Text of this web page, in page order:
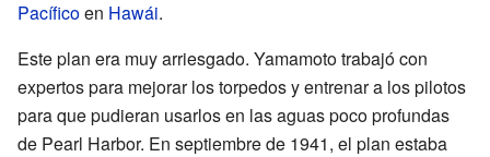
Pacíficoen Hawái.
Este plan era muy arriesgado. Yamamoto trabajó con
expertos para mejorar los torpedos y entrenar a los pilotos
para que pudieran usarlos en las aguas poco profundas
de Pearl Harbor. En septiembre de 1941, el plan estaba